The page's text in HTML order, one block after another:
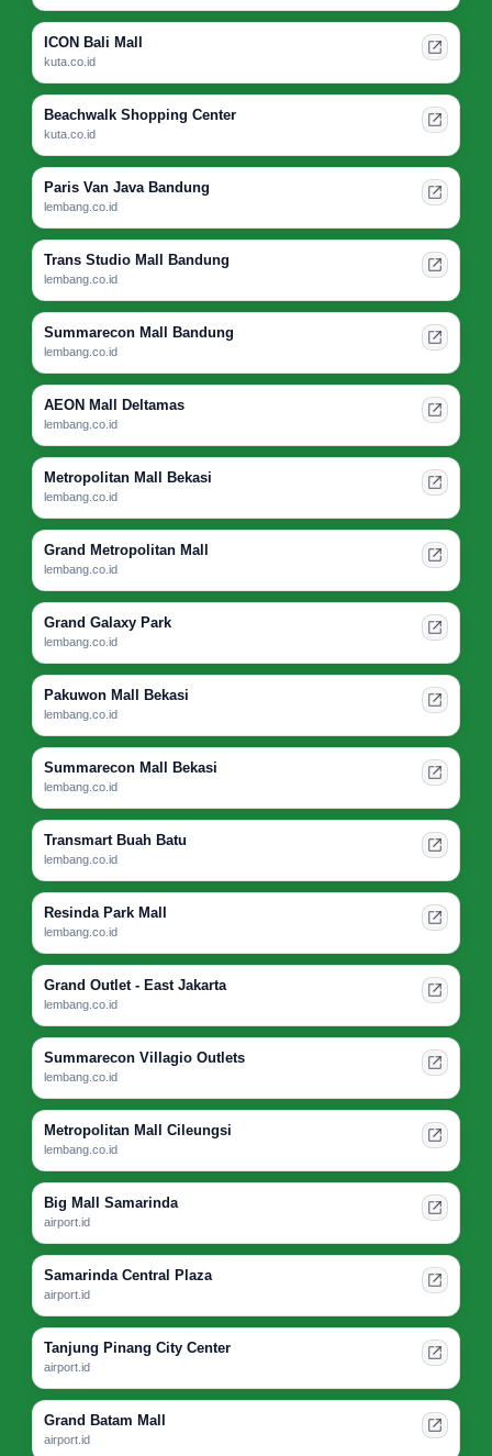
ICON Bali Mall
kuta.co.id
Beachwalk Shopping Center
kuta.co.id
Paris Van Java Bandung
lembang.co.id
Trans Studio Mall Bandung
lembang.co.id
Summarecon Mall Bandung
lembang.co.id
AEON Mall Deltamas
lembang.co.id
Metropolitan Mall Bekasi
lembang.co.id
Grand Metropolitan Mall
lembang.co.id
Grand Galaxy Park
lembang.co.id
Pakuwon Mall Bekasi
lembang.co.id
Summarecon Mall Bekasi
lembang.co.id
Transmart Buah Batu
lembang.co.id
Resinda Park Mall
lembang.co.id
Grand Outlet - East Jakarta
lembang.co.id
Summarecon Villagio Outlets
lembang.co.id
Metropolitan Mall Cileungsi
lembang.co.id
Big Mall Samarinda
airport.id
Samarinda Central Plaza
airport.id
Tanjung Pinang City Center
airport.id
Grand Batam Mall
airport.id